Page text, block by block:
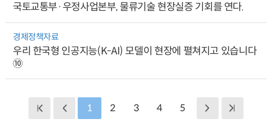
국토교통부·우정사업본부, 물류기술 현장실증 기회를 연다.
경제정책자료
우리 한국형 인공지능(K-AI) 모델이 현장에 펼쳐지고 있습니다
⑩
1 2 3 4 5